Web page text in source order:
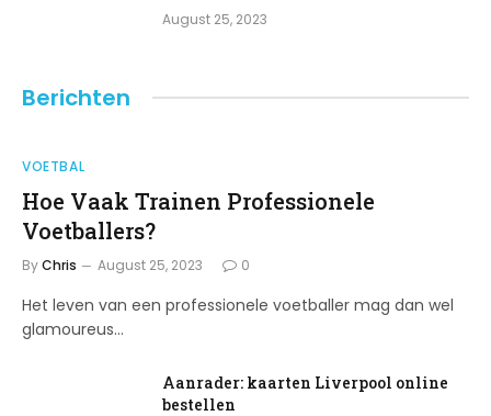
August 25, 2023
Berichten
VOETBAL
Hoe Vaak Trainen Professionele
Voetballers?
ByChris August 25, 2023 0
Het leven van een professionele voetballer mag dan wel
glamoureus…
Aanrader: kaarten Liverpool online
bestellen